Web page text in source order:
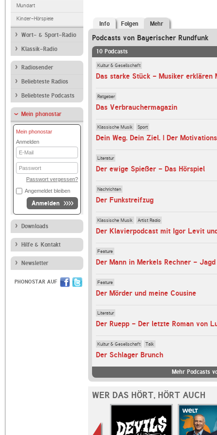
Mundart
Kinder-Hörspiele
Wort- & Sport-Radio
Klassik-Radio
Radiosender
Beliebteste Radios
Beliebteste Podcasts
Mein phonostar
Mein phonostar
Anmelden
E-
Mail
Passwort
Passwort vergessen?
Angemeldet bleiben
Anmelden
Downloads
Hilfe & Kontakt
Newsletter
PHONOSTAR AUF
Info Folgen Mehr
Podcasts von Bayerischer Rundfunk
10 Podcasts
Kultur & Gesellschaft
Das starke Stück - Musiker erklären
Ratgeber
Das Verbrauchermagazin
Klassische Musik Sport
Literatur
Der ewige Spießer - Das Hörspiel
Nachrichten
Der Funkstreifzug
Klassische Musik Artist Radio
Der Klavierpodcast mit Igor Levit
Feature
Der Mann in Merkels Rechner -
Feature
Der Mörder und meine Cousine
Literatur
Der Ruepp - Der letzte Roman von
Kultur & Gesellschaft Talk
Der Schlager Brunch
Mehr Podcasts
WER DAS HÖRT, HÖRT AUCH